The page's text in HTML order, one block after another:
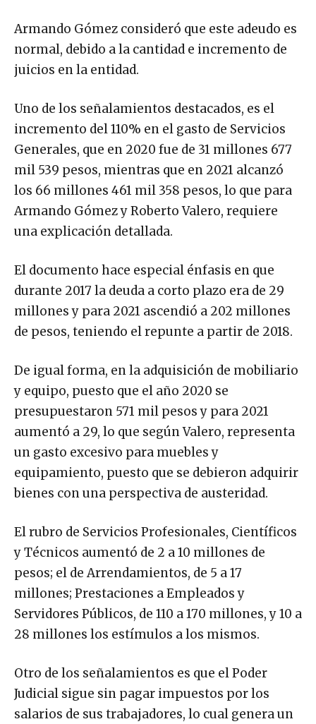
Armando Gómez consideró que este adeudo es
normal, debido a la cantidad e incremento de
juicios en la entidad.
Uno de los señalamientos destacados, es el
incremento del 110% en el gasto de Servicios
Generales, que en 2020 fue de 31 millones 677
mil 539 pesos, mientras que en 2021 alcanzó
los 66 millones 461 mil 358 pesos, lo que para
Armando Gómez y Roberto Valero, requiere
una explicación detallada.
El documento hace especial énfasis en que
durante 2017 la deuda a corto plazo era de 29
millones y para 2021 ascendió a 202 millones
de pesos, teniendo el repunte a partir de 2018.
De igual forma, en la adquisición de mobiliario
y equipo, puesto que el año 2020 se
presupuestaron 571 mil pesos y para 2021
aumentó a 29, lo que según Valero, representa
un gasto excesivo para muebles y
equipamiento, puesto que se debieron adquirir
bienes con una perspectiva de austeridad.
El rubro de Servicios Profesionales, Científicos
y Técnicos aumentó de 2 a 10 millones de
pesos; el de Arrendamientos, de 5 a 17
millones; Prestaciones a Empleados y
Servidores Públicos, de 110 a 170 millones, y 10 a
28 millones los estímulos a los mismos.
Otro de los señalamientos es que el Poder
Judicial sigue sin pagar impuestos por los
salarios de sus trabajadores, lo cual genera un